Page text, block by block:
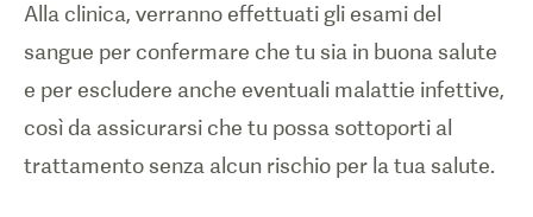
Alla clinica, verranno effettuati gli esami del
sangue per confermare che tu sia in buona salute
e per escludere anche eventuali malattie infettive,
così da assicurarsi che tu possa sottoporti al
trattamento senza alcun rischio per la tua salute.